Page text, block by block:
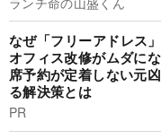
なぜ「フリーアドレス
オフィス改修がムダに
席予約が定着しない元
る解決策とは
PR